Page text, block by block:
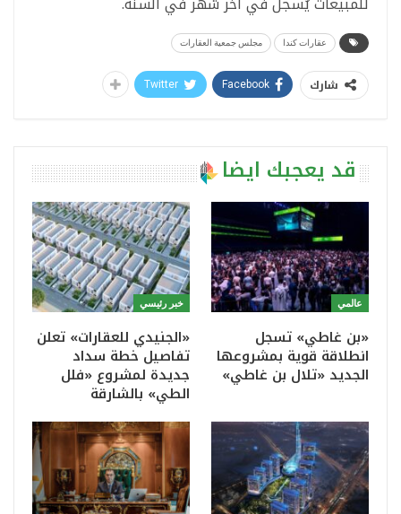
عقارات كندا مجلس جمعية العقارات
شارك Facebook
Twitter
قد يعجبك ايضا
عالمي
«بن غاطي» تسجل
انطلاقة قوية بمشروعها
الجديد «تلال بن غاطي»
خبر رئيسي
«الجنيدي للعقارات» تعلن
تفاصيل خطة سداد
جديدة لمشروع «فلل
الطي» بالشارقة